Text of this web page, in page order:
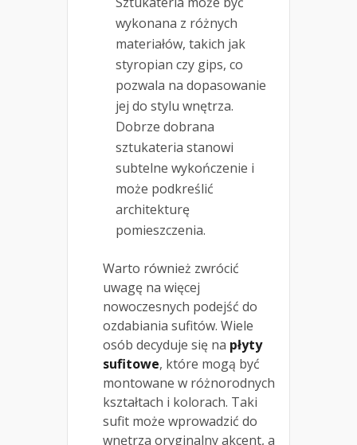
wykonana z różnych
materiałów, takich jak
styropian czy gips, co
pozwala na dopasowanie
jej do stylu wnętrza.
Dobrze dobrana
sztukateria stanowi
subtelne wykończenie i
może podkreślić
architekturę
pomieszczenia.
Warto również zwrócić
uwagę na więcej
nowoczesnych podejść do
ozdabiania sufitów. Wiele
osób decyduje się na płyty
sufitowe, które mogą być
montowane w różnorodnych
kształtach i kolorach. Taki
sufit może wprowadzić do
wnętrza oryginalny akcent, a